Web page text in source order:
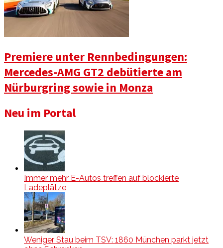
Premiere unter Rennbedingungen:
Mercedes-AMG GT2 debütierte am
Nürburgring sowie in Monza
Neu im Portal
Immer mehr E-Autos treffen auf blockierte
Ladeplätze
Weniger Stau beim TSV: 1860 München parkt jetzt